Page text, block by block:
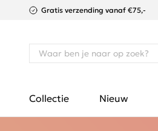
Gratis verzending vanaf €75,-
Collectie Nieuw